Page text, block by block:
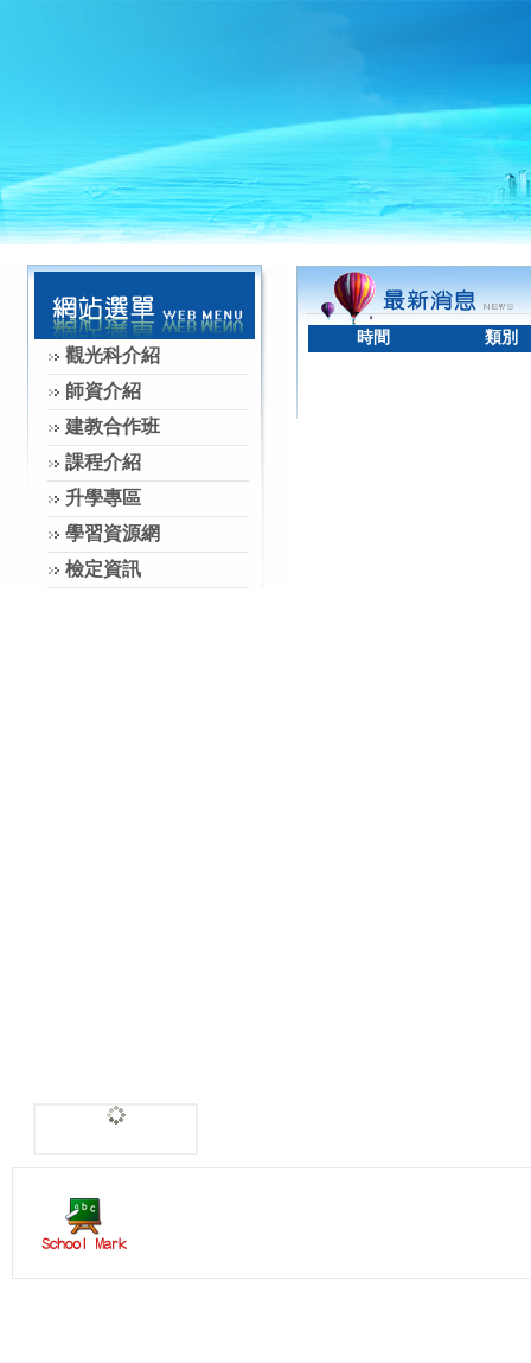
觀光科介紹
師資介紹
建教合作班
課程介紹
升學專區
學習資源網
檢定資訊
時間 類別